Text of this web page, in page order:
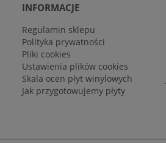
INFORMACJE
Regulamin sklepu
Polityka prywatności
Pliki cookies
Ustawienia plików cookies
Skala ocen płyt winylowych
Jak przygotowujemy płyty